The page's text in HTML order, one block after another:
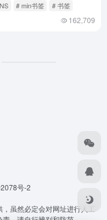
# min书签 # 书签
162,709
号-2
虽然必定会对网址进行人工